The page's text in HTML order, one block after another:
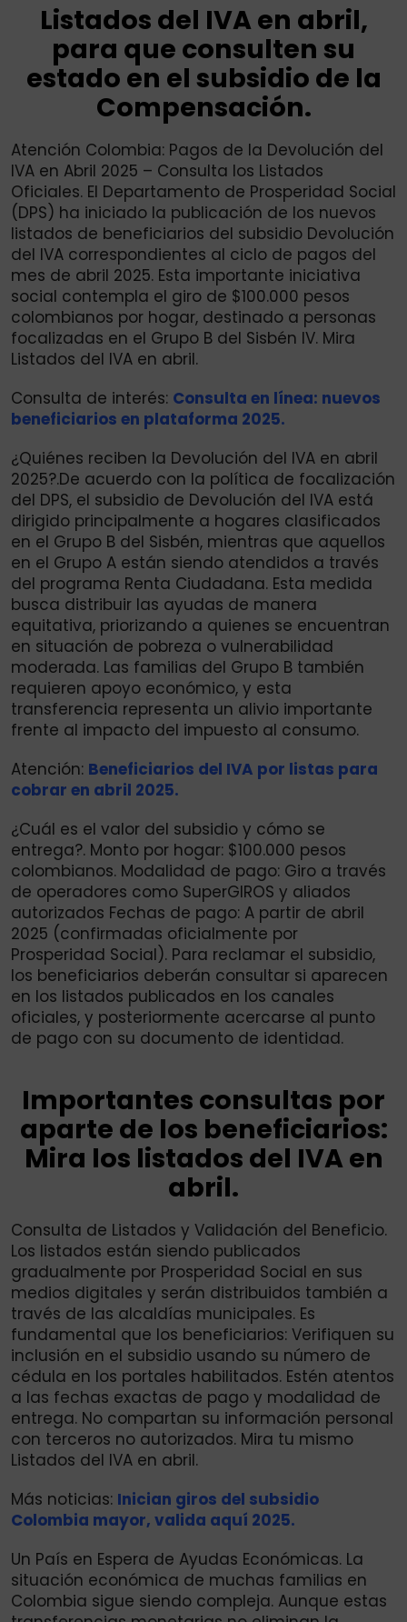
Listados del IVA en abril,
para que consulten su
estado en el subsidio de la
Compensación.
Atención Colombia: Pagos de la Devolución del
IVA en Abril 2025 – Consulta los Listados
Oficiales. El Departamento de Prosperidad Social
(DPS) ha iniciado la publicación de los nuevos
listados de beneficiarios del subsidio Devolución
del IVA correspondientes al ciclo de pagos del
mes de abril 2025. Esta importante iniciativa
social contempla el giro de $100.000 pesos
colombianos por hogar, destinado a personas
focalizadas en el Grupo B del Sisbén IV. Mira
Listados del IVA en abril.
Consulta de interés: Consulta en línea: nuevos
beneficiarios en plataforma 2025.
¿Quiénes reciben la Devolución del IVA en abril
2025?.De acuerdo con la política de focalización
del DPS, el subsidio de Devolución del IVA está
dirigido principalmente a hogares clasificados
en el Grupo B del Sisbén, mientras que aquellos
en el Grupo A están siendo atendidos a través
del programa Renta Ciudadana. Esta medida
busca distribuir las ayudas de manera
equitativa, priorizando a quienes se encuentran
en situación de pobreza o vulnerabilidad
moderada. Las familias del Grupo B también
requieren apoyo económico, y esta
transferencia representa un alivio importante
frente al impacto del impuesto al consumo.
Atención: Beneficiarios del IVA por listas para
cobrar en abril 2025.
¿Cuál es el valor del subsidio y cómo se
entrega?. Monto por hogar: $100.000 pesos
colombianos. Modalidad de pago: Giro a través
de operadores como SuperGIROS y aliados
autorizados Fechas de pago: A partir de abril
2025 (confirmadas oficialmente por
Prosperidad Social). Para reclamar el subsidio,
los beneficiarios deberán consultar si aparecen
en los listados publicados en los canales
oficiales, y posteriormente acercarse al punto
de pago con su documento de identidad.
Importantes consultas por
aparte de los beneficiarios:
Mira los listados del IVA en
abril.
Consulta de Listados y Validación del Beneficio.
Los listados están siendo publicados
gradualmente por Prosperidad Social en sus
medios digitales y serán distribuidos también a
través de las alcaldías municipales. Es
fundamental que los beneficiarios: Verifiquen su
inclusión en el subsidio usando su número de
cédula en los portales habilitados. Estén atentos
a las fechas exactas de pago y modalidad de
entrega. No compartan su información personal
con terceros no autorizados. Mira tu mismo
Listados del IVA en abril.
Más noticias: Inician giros del subsidio
Colombia mayor, valida aquí 2025.
Un País en Espera de Ayudas Económicas. La
situación económica de muchas familias en
Colombia sigue siendo compleja. Aunque estas